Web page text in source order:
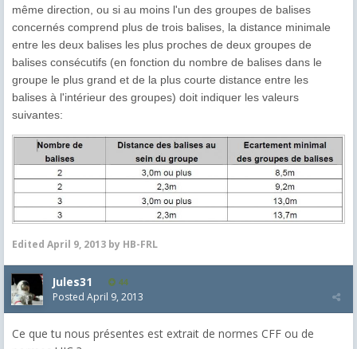
même direction, ou si au moins l'un des groupes de balises
concernés comprend plus de trois balises, la distance minimale
entre les deux balises les plus proches de deux groupes de
balises consécutifs (en fonction du nombre de balises dans le
groupe le plus grand et de la plus courte distance entre les
balises à l'intérieur des groupes) doit indiquer les valeurs
suivantes:
Edited April 9, 2013 by HB-FRL
Jules31 44
Posted April 9, 2013
Ce que tu nous présentes est extrait de normes CFF ou de